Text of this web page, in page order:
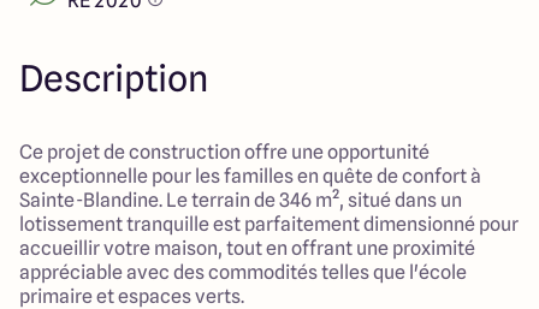
Description
Ce projet de construction offre une opportunité
exceptionnelle pour les familles en quête de confort à
Sainte-Blandine. Le terrain de 346 m², situé dans un
lotissement tranquille est parfaitement dimensionné pour
accueillir votre maison, tout en offrant une proximité
appréciable avec des commodités telles que l'école
primaire et espaces verts.